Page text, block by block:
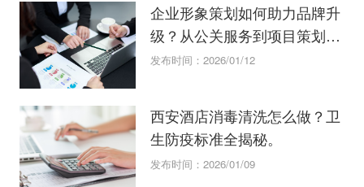
企业形象策划如何助力品牌升
级？从公关服务到项目策划的
全方位指
发布时间：2026/01/12
西安酒店消毒清洗怎么做？卫
生防疫标准全揭秘。
发布时间：2026/01/09